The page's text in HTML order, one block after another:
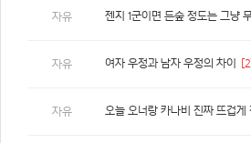
자유 젠지 1군이면 든숲 정도는 그냥
자유 여자 우정과 남자 우정의 차이
자유 오늘 오너랑 카나비 진짜 뜨겁게